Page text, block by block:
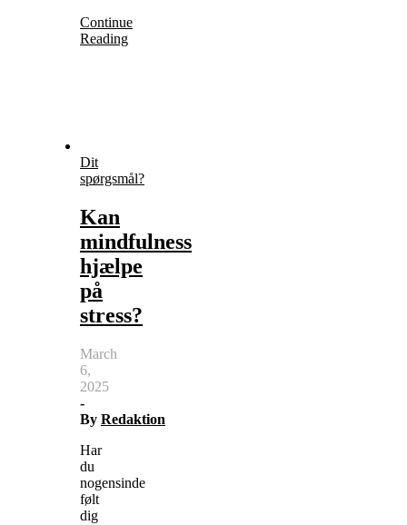
Continue
Reading
Dit
spørgsmål?
Kan
mindfulness
hjælpe
på
stress?
March
6,
2025
-
By Redaktion
Har
du
nogensinde
følt
dig